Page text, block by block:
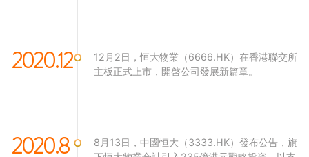
2020.12
12月2日，恒大物業（6666.HK）在香港聯交所
主板正式上市，開啓公司發展新篇章。
2020.8
8月13日，中國恒大（3333.HK）發布公告，旗